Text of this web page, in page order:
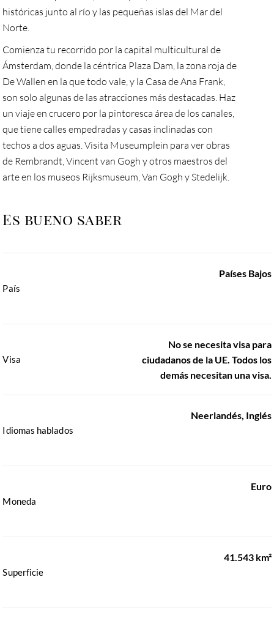
históricas junto al río y las pequeñas islas del Mar del
Norte.
Comienza tu recorrido por la capital multicultural de
Ámsterdam, donde la céntrica Plaza Dam, la zona roja de
De Wallen en la que todo vale, y la Casa de Ana Frank,
son solo algunas de las atracciones más destacadas. Haz
un viaje en crucero por la pintoresca área de los canales,
que tiene calles empedradas y casas inclinadas con
techos a dos aguas. Visita Museumplein para ver obras
de Rembrandt, Vincent van Gogh y otros maestros del
arte en los museos Rijksmuseum, Van Gogh y Stedelijk.
Es bueno saber
País
Países Bajos
Visa
No se necesita visa para
ciudadanos de la UE. Todos los
demás necesitan una visa.
Idiomas hablados
Neerlandés, Inglés
Moneda
Euro
Superficie
41.543 km²